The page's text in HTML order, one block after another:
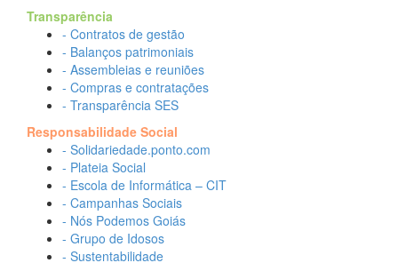
Transparência
- Contratos de gestão
- Balanços patrimoniais
- Assembleias e reuniões
- Compras e contratações
- Transparência SES
Responsabilidade Social
- Solidariedade.ponto.com
- Plateia Social
- Escola de Informática – CIT
- Campanhas Sociais
- Nós Podemos Goiás
- Grupo de Idosos
- Sustentabilidade